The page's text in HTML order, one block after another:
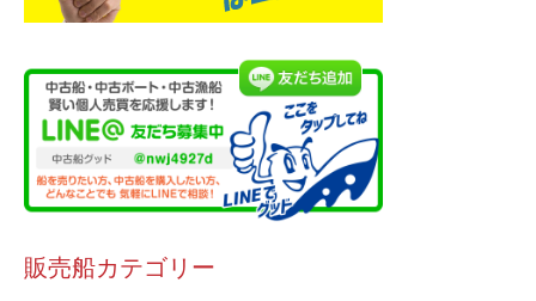
販売船カテゴリー